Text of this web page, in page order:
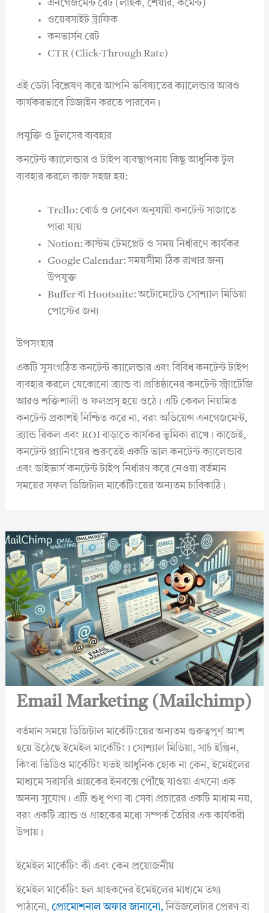
এনগেজমেন্ট রেট (লাইক, শেয়ার, কমেন্ট)
ওয়েবসাইট ট্রাফিক
কনভার্সন রেট
CTR (Click-Through Rate)
এই ডেটা বিশ্লেষণ করে আপনি ভবিষ্যতের ক্যালেন্ডার আরও
কার্যকরভাবে ডিজাইন করতে পারবেন।
প্রযুক্তি ও টুলসের ব্যবহার
কনটেন্ট ক্যালেন্ডার ও টাইপ ব্যবস্থাপনায় কিছু আধুনিক টুল
ব্যবহার করলে কাজ সহজ হয়:
Trello: বোর্ড ও লেবেল অনুযায়ী কনটেন্ট সাজাতে
পারা যায়
Notion: কাস্টম টেমপ্লেট ও সময় নির্ধারণে কার্যকর
Google Calendar: সময়সীমা ঠিক রাখার জন্য
উপযুক্ত
Buffer বা Hootsuite: অটোমেটেড সোশ্যাল মিডিয়া
পোস্টের জন্য
উপসংহার
একটি সুসংগঠিত কনটেন্ট ক্যালেন্ডার এবং বিবিধ কনটেন্ট টাইপ
ব্যবহার করলে যেকোনো ব্র্যান্ড বা প্রতিষ্ঠানের কনটেন্ট স্ট্র্যাটেজি
আরও শক্তিশালী ও ফলপ্রসূ হয়ে ওঠে। এটি কেবল নিয়মিত
কনটেন্ট প্রকাশই নিশ্চিত করে না, বরং অডিয়েন্স এনগেজমেন্ট,
ব্র্যান্ড রিকল এবং ROI বাড়াতে কার্যকর ভূমিকা রাখে। কাজেই,
কনটেন্ট প্ল্যানিংয়ের শুরুতেই একটি ভাল কনটেন্ট ক্যালেন্ডার
এবং ডাইভার্স কনটেন্ট টাইপ নির্ধারণ করে নেওয়া বর্তমান
সময়ের সফল ডিজিটাল মার্কেটিংয়ের অন্যতম চাবিকাঠি।
Email Marketing (Mailchimp)
বর্তমান সময়ে ডিজিটাল মার্কেটিংয়ের অন্যতম গুরুত্বপূর্ণ অংশ
হয়ে উঠেছে ইমেইল মার্কেটিং। সোশ্যাল মিডিয়া, সার্চ ইঞ্জিন,
কিংবা ভিডিও মার্কেটিং যতই আধুনিক হোক না কেন, ইমেইলের
মাধ্যমে সরাসরি গ্রাহকের ইনবক্সে পৌঁছে যাওয়া এখনো এক
অনন্য সুযোগ। এটি শুধু পণ্য বা সেবা প্রচারের একটি মাধ্যম নয়,
বরং একটি ব্র্যান্ড ও গ্রাহকের মধ্যে সম্পর্ক তৈরির এক কার্যকরী
উপায়।
ইমেইল মার্কেটিং কী এবং কেন প্রয়োজনীয়
ইমেইল মার্কেটিং হল গ্রাহকদের ইমেইলের মাধ্যমে তথ্য
পাঠানো, প্রোমোশনাল অফার জানানো, নিউজলেটার প্রেরণ বা